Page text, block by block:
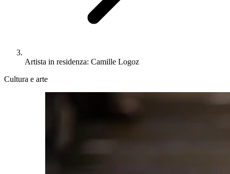
Artista in residenza: Camille Logoz
Cultura e arte